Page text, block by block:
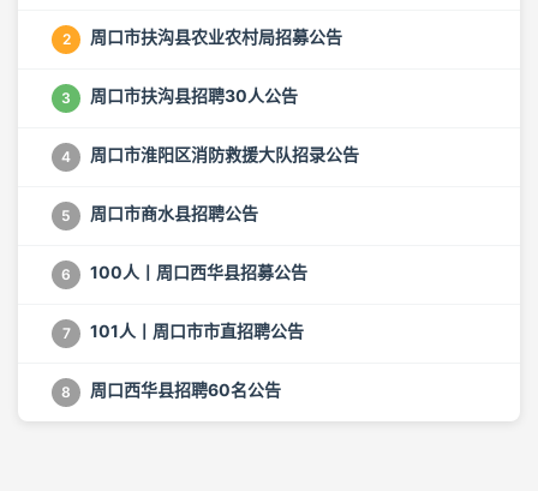
2 周口市扶沟县农业农村局招募公告
3 周口市扶沟县招聘30人公告
4 周口市淮阳区消防救援大队招录公告
5 周口市商水县招聘公告
6 100人丨周口西华县招募公告
7 101人丨周口市市直招聘公告
8 周口西华县招聘60名公告